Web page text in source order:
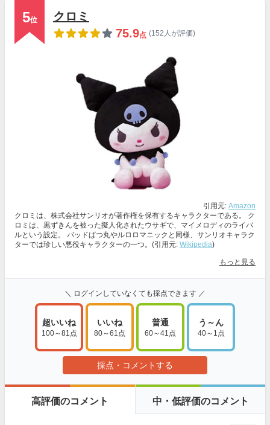
5位
クロミ
75.9点 (152人が評価)
引用元: Amazon
クロミは、株式会社サンリオが著作権を保有するキャラクターである。 ク
ロミは、黒ずきんを被った擬人化されたウサギで、マイメロディのライバ
ルという設定。 バッドばつ丸やルロロマニックと同様、サンリオキャラク
ターでは珍しい悪役キャラクターの一つ。(引用元: Wikipedia)
もっと見る
＼ ログインしていなくても採点できます ／
超いいね
100～81点
いいね
80～61点
普通
60～41点
う～ん
40～1点
採点・コメントする
高評価のコメント 中・低評価のコメント